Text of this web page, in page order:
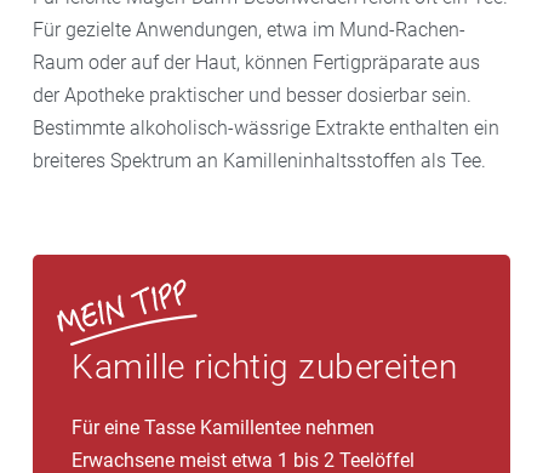
Für gezielte Anwendungen, etwa im Mund-Rachen-
Raum oder auf der Haut, können Fertigpräparate aus
der Apotheke praktischer und besser dosierbar sein.
Bestimmte alkoholisch-wässrige Extrakte enthalten ein
breiteres Spektrum an Kamilleninhaltsstoffen als Tee.
Kamille richtig zubereiten
Für eine Tasse Kamillentee nehmen
Erwachsene meist etwa 1 bis 2 Teelöffel